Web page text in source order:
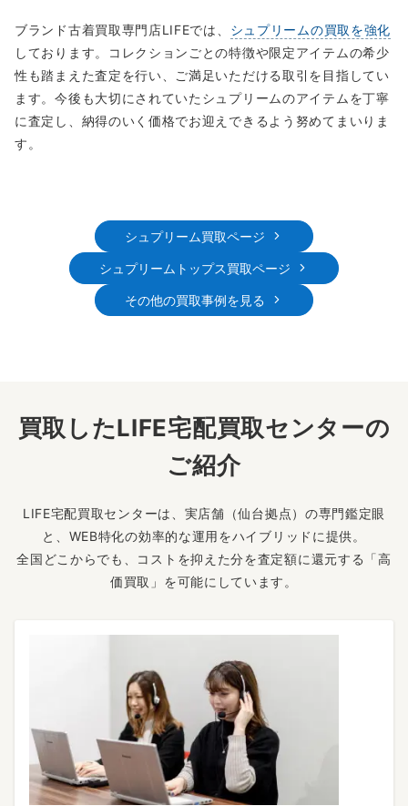
ブランド古着買取専門店LIFEでは、 シュプリームの買取を強化
しております。コレクションごとの特徴や限定アイテムの希少
性も踏まえた査定を行い、ご満足いただける取引を目指してい
ます。今後も大切にされていたシュプリームのアイテムを丁寧
に査定し、納得のいく価格でお迎えできるよう努めてまいりま
す。
シュプリーム買取ページ
シュプリームトップス買取ページ
その他の買取事例を見る
買取したLIFE宅配買取センターの
ご紹介
LIFE宅配買取センターは、実店舗（仙台拠点）の専門鑑定眼
と、WEB特化の効率的な運用をハイブリッドに提供。
全国どこからでも、コストを抑えた分を査定額に還元する「高
価買取」を可能にしています。